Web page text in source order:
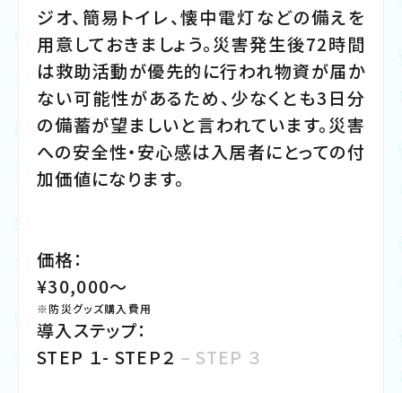
ジオ、簡易トイレ、懐中電灯などの備えを
用意しておきましょう。災害発生後72時間
は救助活動が優先的に行われ物資が届か
ない可能性があるため、少なくとも3日分
の備蓄が望ましいと言われています。災害
への安全性・安心感は入居者にとっての付
加価値になります。
価格：
¥30,000〜
※防災グッズ購入費用
導入ステップ：
STEP １- STEP２ – STEP ３